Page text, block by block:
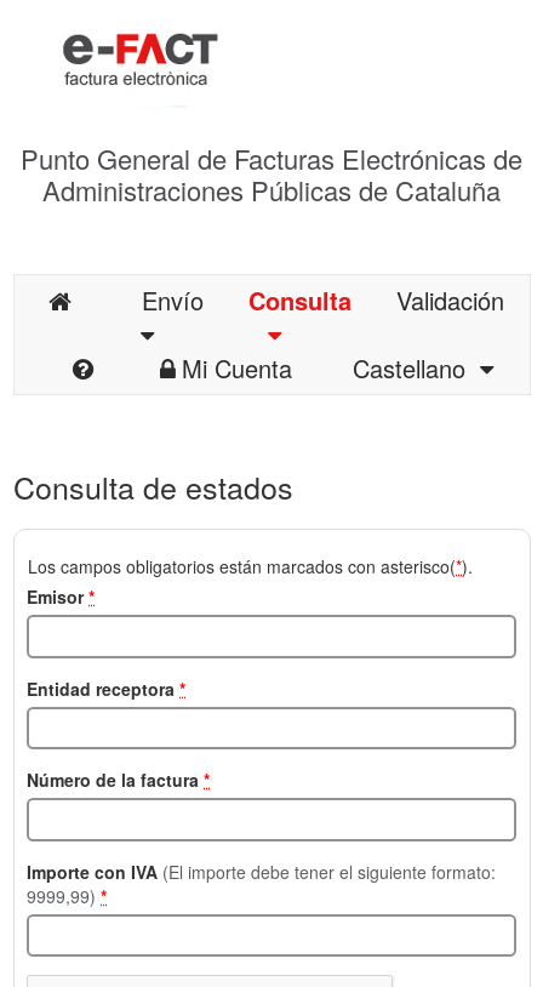
Punto General de Facturas Electrónicas de
Administraciones Públicas de Cataluña
Envío Consulta
Validación
Mi Cuenta
Castellano
Consulta de estados
Los campos obligatorios están marcados con asterisco(*).
Emisor*
Entidad receptora *
Número de la factura *
Importe con IVA (El importe debe tener el siguiente formato:
9999,99) *